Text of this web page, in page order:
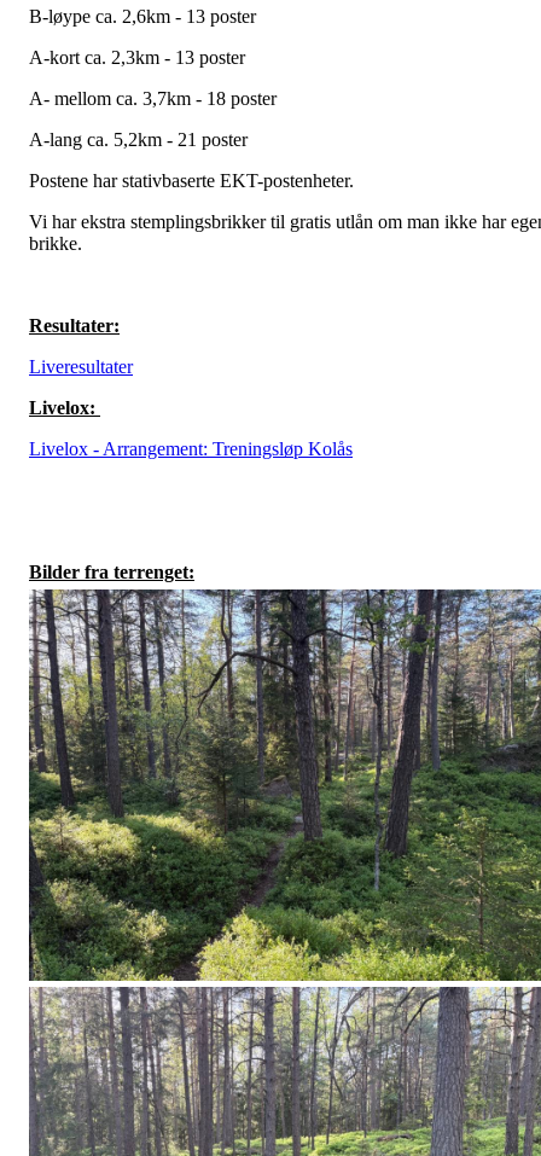
B-løype ca. 2,6km - 13 poster
A-kort ca. 2,3km - 13 poster
A- mellom ca. 3,7km - 18 poster
A-lang ca. 5,2km - 21 poster
Postene har stativbaserte EKT-postenheter.
Vi har ekstra stemplingsbrikker til gratis utlån om man ikke har
brikke.
Resultater:
Liveresultater
Livelox:
Livelox - Arrangement: Treningsløp Kolås
Bilder fra terrenget: